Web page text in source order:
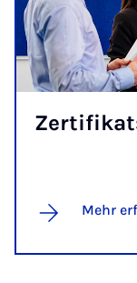
Mehr